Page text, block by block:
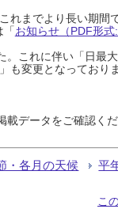
れまでより長い期間
「お知らせ（PDF形式
。これに伴い「日最
も変更となっており
データをご確認く
・各月の天候 平
こ